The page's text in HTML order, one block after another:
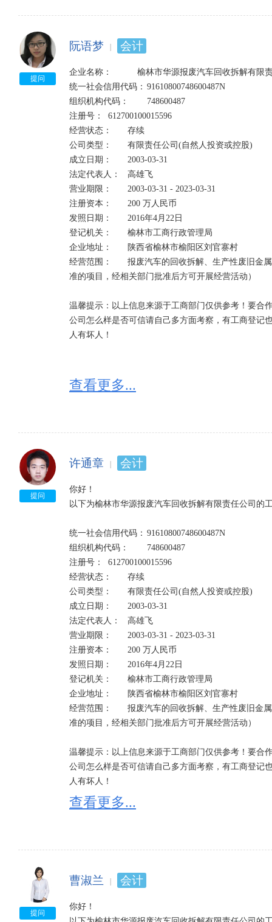
5、经营状态迁出是指：企业登记主管机关的变更，迁
7、经营状态停业是指：由某种原因，企业在期末处
8、经营状态清算是指：按章程规定解散以及由于破
产、债权、债务进行全面清查，并进行收取债权，清
吊销和注销的区别：
1、两者的行为主体不同。吊销企业法人营业执照是
照是企业的主动行为。
2、两者的性质不同。吊销是因企业违法行为而导致
行为。
3、两者的法律后果不同。吊销会给企业及其法定代
法律责任；注销是按照法律规定的程序结束公司主体
用公司名义继续开展活动也与原公司其它股东无关。
营业执照被吊销、未注销的，法人代表将会有以下影
1、不能贷款；
3、不能领养老保险；
4、公司每年会被税务局罚款2000-10000元；
5、会被阻止出境；
如发现经营状态为：“迁入”、“迁出”的，一定要核实
1、因未依照《企业信息公示暂行条例》第八条规定
2、因通过登记的住所或者经营场所无法联系的；列
3、因未在工商行政管理部门依照《企业信息公示暂
的；列入经营异常名录。
提问
阮语梦 会计
企业名称：　　　榆林市华源报废汽车回收拆解有限
统一社会信用代码：	91610800748600487N
组织机构代码：	748600487
注册号：	612700100015596
经营状态：	存续
公司类型：	有限责任公司(自然人投资或控股)
成立日期：	2003-03-31
法定代表人：	高雄飞
营业期限：	2003-03-31 - 2023-03-31
注册资本：	200 万人民币
发照日期：	2016年4月22日
登记机关：	榆林市工商行政管理局
企业地址：	陕西省榆林市榆阳区刘官寨村
经营范围：	报废汽车的回收拆解、生产性废旧金属的收购销售；钢材、汽车配件销售。（依法须经批
准的项目，经相关部门批准后方可开展经营活动）
温馨提示：以上信息来源于工商部门仅供参考！要合
公司怎么样是否可信请自己多方面考察，有工商登记
人有坏人！
查看更多...
提问
许通章 会计
你好！
以下为榆林市华源报废汽车回收拆解有限责任公司的
统一社会信用代码：	91610800748600487N
组织机构代码：	748600487
注册号：	612700100015596
经营状态：	存续
公司类型：	有限责任公司(自然人投资或控股)
成立日期：	2003-03-31
法定代表人：	高雄飞
营业期限：	2003-03-31 - 2023-03-31
注册资本：	200 万人民币
发照日期：	2016年4月22日
登记机关：	榆林市工商行政管理局
企业地址：	陕西省榆林市榆阳区刘官寨村
经营范围：	报废汽车的回收拆解、生产性废旧金属的收购销售；钢材、汽车配件销售。（依法须经批
准的项目，经相关部门批准后方可开展经营活动）
温馨提示：以上信息来源于工商部门仅供参考！要合
公司怎么样是否可信请自己多方面考察，有工商登记
人有坏人！
工商登记经营状态一般分为八种：存续、在业、吊销
照后，应当依法进行清算，清算结束并办理工商注销
5、经营状态迁出是指：企业登记主管机关的变更，
查看更多...
提问
曹淑兰 会计
你好！